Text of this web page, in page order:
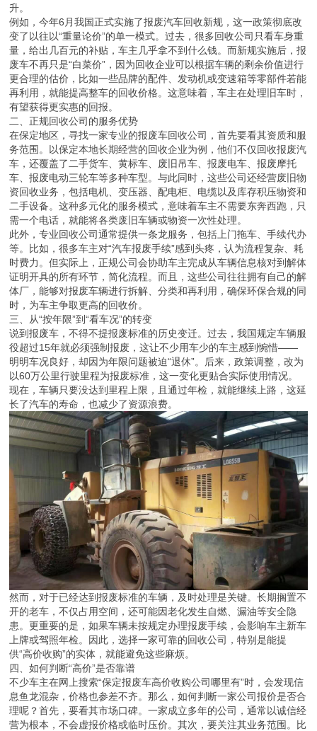
升。
例如，今年6月我国正式实施了报废汽车回收新规，这一政策彻底改
变了以往以“重量论价”的单一模式。过去，很多回收公司只看车身重
量，给出几百元的补贴，车主几乎拿不到什么钱。而新规实施后，报
废车不再只是“白菜价”，因为回收企业可以根据车辆的剩余价值进行
更合理的估价，比如一些品牌的配件、发动机或变速箱等零部件若能
再利用，就能提高整车的回收价格。这意味着，车主在处理旧车时，
有望获得更实惠的回报。
二、正规回收公司的服务优势
在保定地区，寻找一家专业的报废车回收公司，首先要看其资质和服
务范围。以保定本地长期经营的回收企业为例，他们不仅回收报废汽
车，还覆盖了二手货车、黄标车、废旧吊车、报废电车、报废摩托
车、报废电动三轮车等多种车型。与此同时，这些公司还经营废旧物
资回收业务，包括电机、变压器、配电柜、电缆以及库存积压物资和
二手设备。这种多元化的服务模式，意味着车主不需要东奔西跑，只
需一个电话，就能将各类废旧车辆或物资一次性处理。
此外，专业回收公司通常提供一条龙服务，包括上门拖车、手续代办
等。比如，很多车主对“汽车报废手续”感到头疼，认为流程复杂、耗
时费力。但实际上，正规公司会协助车主完成从车辆信息核对到解体
证明开具的所有环节，简化流程。而且，这些公司往往拥有自己的解
体厂，能够对报废车辆进行拆解、分类和再利用，确保环保合规的同
时，为车主争取更高的回收价。
三、从“按年限”到“看车况”的转变
说到报废车，不得不提报废标准的历史变迁。过去，我国规定车辆服
役超过15年就必须强制报废，这让不少用车少的车主感到惋惜——
明明车况良好，却因为年限问题被迫“退休”。后来，政策调整，改为
以60万公里行驶里程为报废标准，这一变化更贴合实际使用情况。
现在，车辆只要没达到里程上限，且通过年检，就能继续上路，这延
长了汽车的寿命，也减少了资源浪费。
然而，对于已经达到报废标准的车辆，及时处理是关键。长期搁置不
开的老车，不仅占用空间，还可能因老化发生自燃、漏油等安全隐
患。更重要的是，如果车辆未按规定办理报废手续，会影响车主新车
上牌或驾照年检。因此，选择一家可靠的回收公司，特别是能提
供“高价收购”的实体，就能避免这些麻烦。
四、如何判断“高价”是否靠谱
不少车主在网上搜索“保定报废车高价收购公司哪里有”时，会发现信
息鱼龙混杂，价格也参差不齐。那么，如何判断一家公司报价是否合
理呢？首先，要看其市场口碑。一家成立多年的公司，通常以诚信经
营为根本，不会虚报价格或临时压价。其次，要关注其业务范围。比